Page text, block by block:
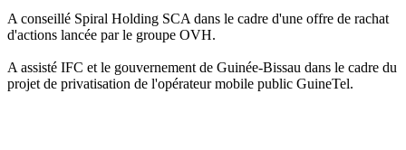
A conseillé Spiral Holding SCA dans le cadre d'une offre de rachat
d'actions lancée par le groupe OVH.
A assisté IFC et le gouvernement de Guinée-Bissau dans le cadre du
projet de privatisation de l'opérateur mobile public GuineTel.